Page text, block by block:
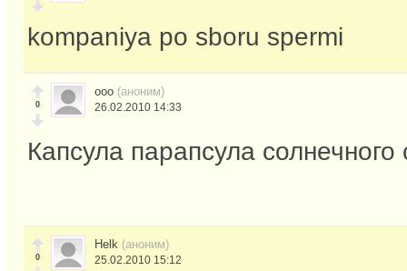
kompaniya po sboru spermi
0
ooo (аноним)
26.02.2010 14:33
Капсула парапсула солнечного
0
Helk (аноним)
25.02.2010 15:12